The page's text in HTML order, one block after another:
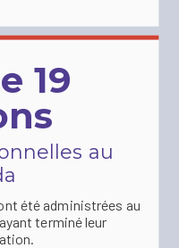
19
au
été administrées au
terminé leur